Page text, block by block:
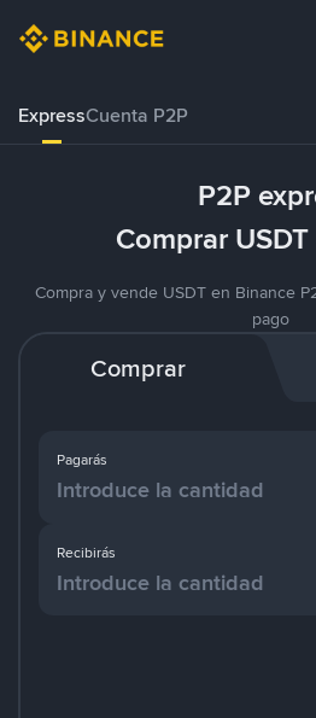
ExpressCuenta P2P
P2P
Comprar
Compra y vende USDT en Binance
pago
Comprar
Pagarás
Recibirás